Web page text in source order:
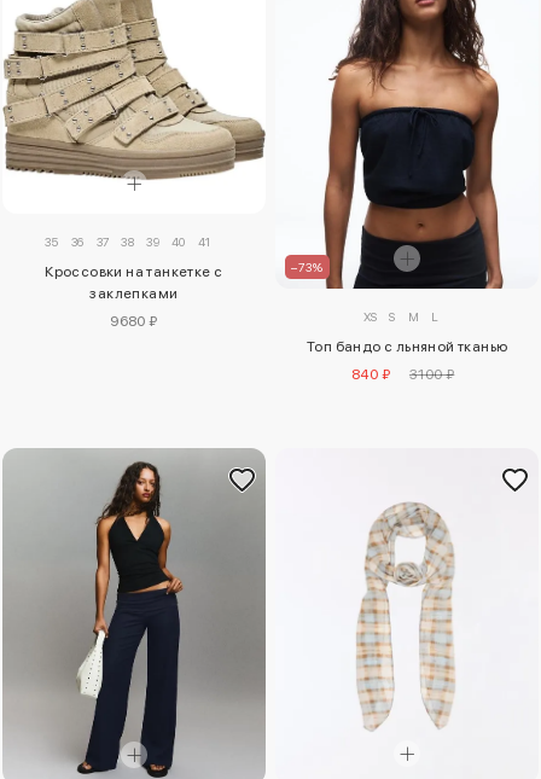
35 36 37 38 39 40 41
Кроссовки на танкетке с
заклепками
9680 ₽
–73%
XS S M L
Топ бандо с льняной тканью
840 ₽
3100 ₽